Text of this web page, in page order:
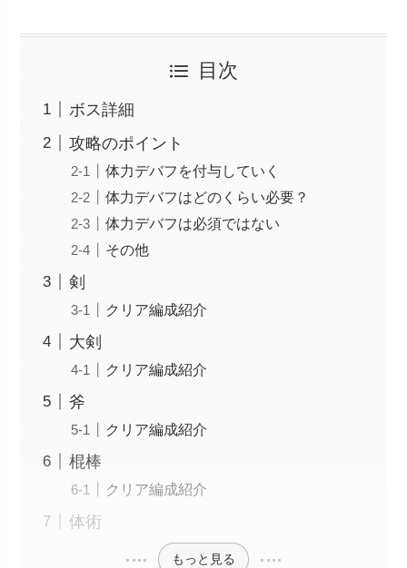
目次
ボス詳細
攻略のポイント
体力デバフを付与していく
体力デバフはどのくらい必要？
体力デバフは必須ではない
その他
剣
クリア編成紹介
大剣
クリア編成紹介
斧
クリア編成紹介
棍棒
クリア編成紹介
体術
もっと見る